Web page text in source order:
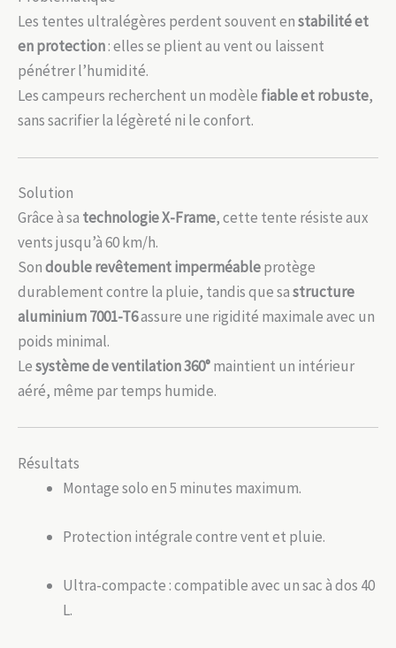
Les tentes ultralégères perdent souvent enstabilité et
en protection: elles se plient au vent ou laissent
pénétrer l’humidité.
Les campeurs recherchent un modèle fiable et robuste,
sans sacrifier la légèreté ni le confort.
Solution
Grâce à sa technologie X-Frame, cette tente résiste aux
vents jusqu’à 60 km/h.
Sondouble revêtement imperméableprotège
durablement contre la pluie, tandis que sastructure
aluminium 7001-T6assure une rigidité maximale avec un
poids minimal.
Lesystème de ventilation 360°maintient un intérieur
aéré, même par temps humide.
Résultats
Montage solo en 5 minutes maximum.
Protection intégrale contre vent et pluie.
Ultra-compacte : compatible avec un sac à dos 40
L.